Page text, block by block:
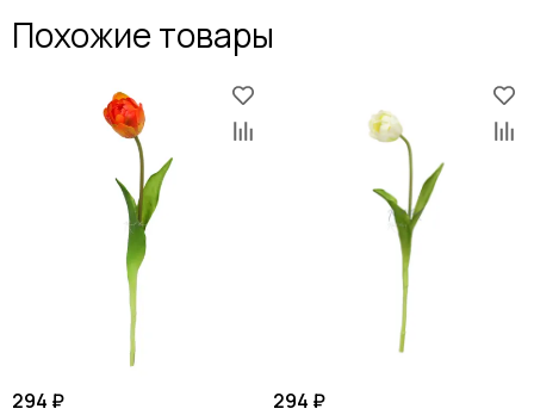
Похожие товары
294 ₽ 294 ₽